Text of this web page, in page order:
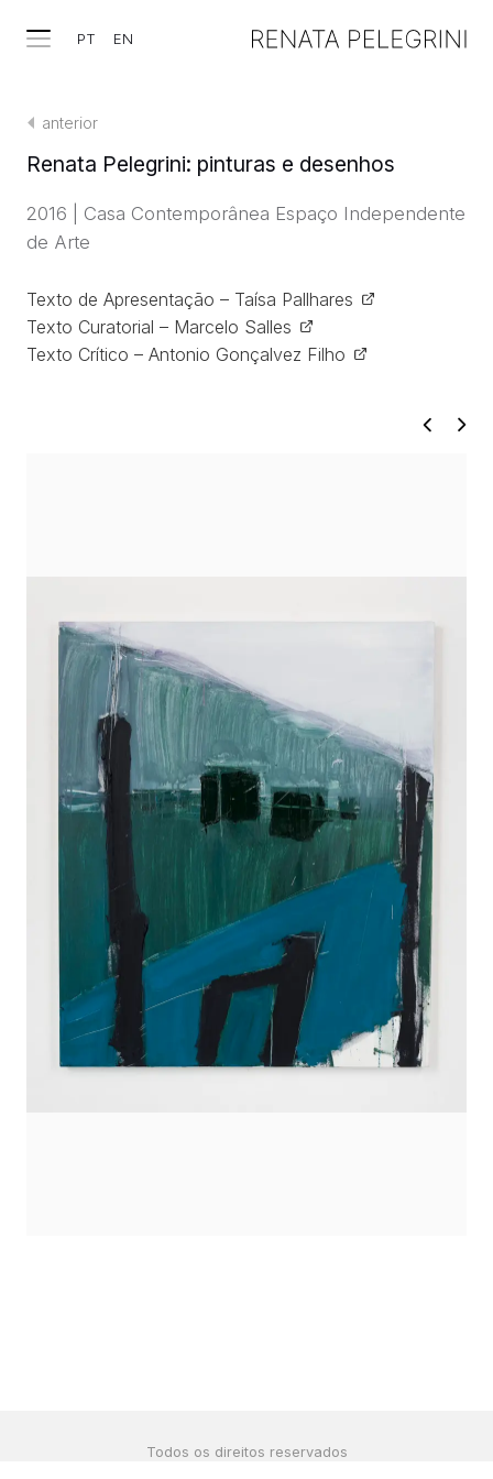
PT EN
PROJETOS
TEXTOS
SOBRE
CLIPPING
CONTATO
anterior
Renata Pelegrini: pinturas e desenhos
2016 | Casa Contemporânea Espaço Independente
de Arte
Texto de Apresentação – Taísa Pallhares
Texto Curatorial – Marcelo Salles
Texto Crítico – Antonio Gonçalvez Filho
Todos os direitos reservados